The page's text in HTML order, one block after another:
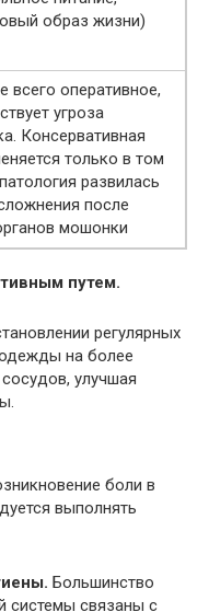
образ жизни)
всего оперативное,
угроза
Консервативная
только в том
развилась
после
мошонки
путем.
регулярных
на более
улучшая
боли в
выполнять
Большинство
системы связаны с